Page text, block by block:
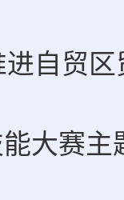
自贸
大赛主